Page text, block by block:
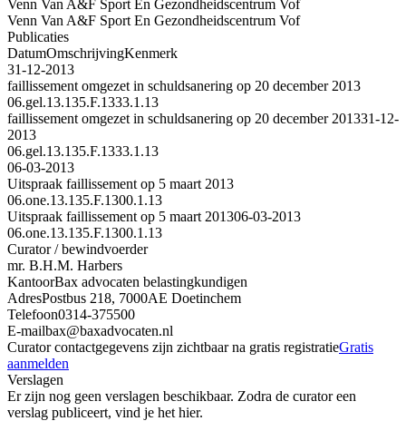
Venn Van A&F Sport En Gezondheidscentrum Vof
Venn Van A&F Sport En Gezondheidscentrum Vof
Publicaties
DatumOmschrijvingKenmerk
31-12-2013
faillissement omgezet in schuldsanering op 20 december 2013
06.gel.13.135.F.1333.1.13
faillissement omgezet in schuldsanering op 20 december 201331-12-
2013
06.gel.13.135.F.1333.1.13
06-03-2013
Uitspraak faillissement op 5 maart 2013
06.one.13.135.F.1300.1.13
Uitspraak faillissement op 5 maart 201306-03-2013
06.one.13.135.F.1300.1.13
Curator / bewindvoerder
mr. B.H.M. Harbers
KantoorBax advocaten belastingkundigen
AdresPostbus 218, 7000AE Doetinchem
Telefoon0314-375500
E-mailbax@baxadvocaten.nl
Curator contactgegevens zijn zichtbaar na gratis registratieGratis
aanmelden
Verslagen
Er zijn nog geen verslagen beschikbaar. Zodra de curator een
verslag publiceert, vind je het hier.